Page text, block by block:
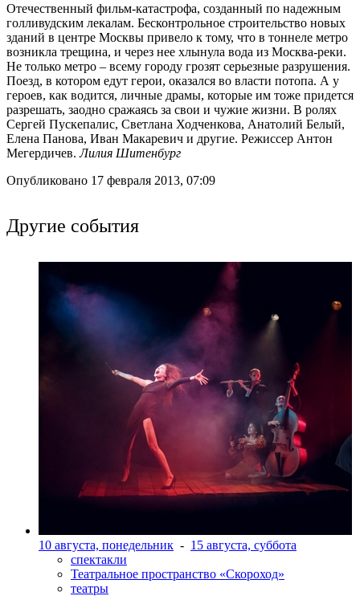
Отечественный фильм-катастрофа, созданный по надежным
голливудским лекалам. Бесконтрольное строительство новых
зданий в центре Москвы привело к тому, что в тоннеле метро
возникла трещина, и через нее хлынула вода из Москва-реки.
Не только метро – всему городу грозят серьезные разрушения.
Поезд, в котором едут герои, оказался во власти потопа. А у
героев, как водится, личные драмы, которые им тоже придется
разрешать, заодно сражаясь за свои и чужие жизни. В ролях
Сергей Пускепалис, Светлана Ходченкова, Анатолий Белый,
Елена Панова, Иван Макаревич и другие. Режиссер Антон
Мегердичев.Лилия Шитенбург
Опубликовано 17 февраля 2013, 07:09
Другие события
10 августа, понедельник - 15 августа, суббота
спектакли
Театральное пространство «Скороход»
театры